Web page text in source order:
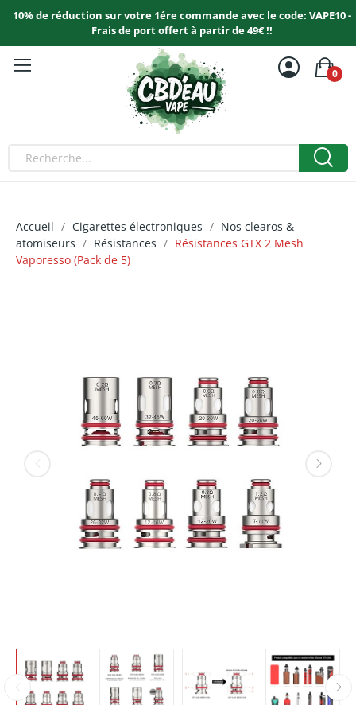
10% de réduction sur votre 1ére commande avec le code: VAPE10 -
Frais de port offert à partir de 49€ !!
0
Accueil Cigarettes électroniques
Nos clearos &
atomiseurs
Résistances
Résistances GTX 2 Mesh
Vaporesso (Pack de 5)